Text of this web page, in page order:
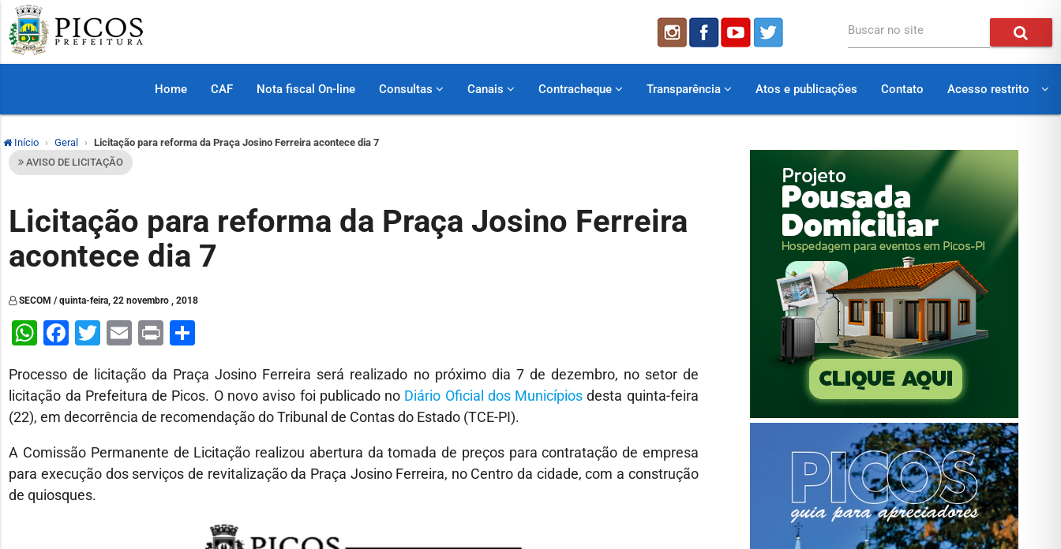
Buscar no site
Home CAF Nota fiscal On-line Consultas Canais Contracheque Transparência Atos e publicações Contato Acesso restrito
Início Geral
Licitação para reforma da Praça Josino Ferreira acontece dia 7
AVISO DE LICITAÇÃO
Licitação para reforma da Praça Josino Ferreira
acontece dia 7
SECOM / quinta-feira, 22 novembro , 2018
WhatsApp
Facebook
Twitter
Email
Print
Processo de licitação da Praça Josino Ferreira será realizado no próximo dia 7 de dezembro, no setor de
licitação da Prefeitura de Picos. O novo aviso foi publicado no Diário Oficial dos Municípios desta quinta-feira
(22), em decorrência de recomendação do Tribunal de Contas do Estado (TCE-PI).
A Comissão Permanente de Licitação realizou abertura da tomada de preços para contratação de empresa
para execução dos serviços de revitalização da Praça Josino Ferreira, no Centro da cidade, com a construção
de quiosques.